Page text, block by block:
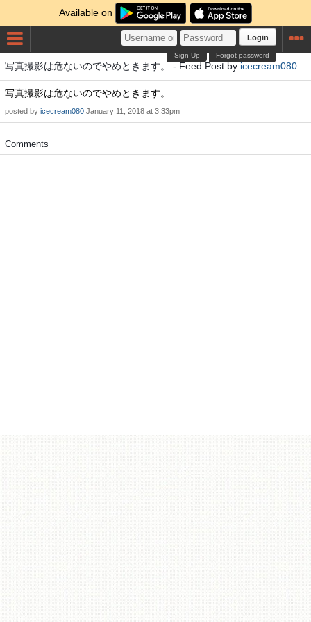
Available on
Login
Forgot password
Sign Up
写真撮影は危ないのでやめときます。 - Feed Post byicecream080
写真撮影は危ないのでやめときます。
posted by icecream080 January 11, 2018 at 3:33pm
Comments